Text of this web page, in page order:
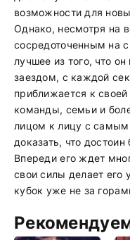
возможности для
Однако, несмотря на
сосредоточенным на
лучшее из того, что
заездом, с каждой
приближается к
команды, семьи и
лицом к лицу с
доказать, что
Впереди его ждет
свои силы делает его
кубок уже не за